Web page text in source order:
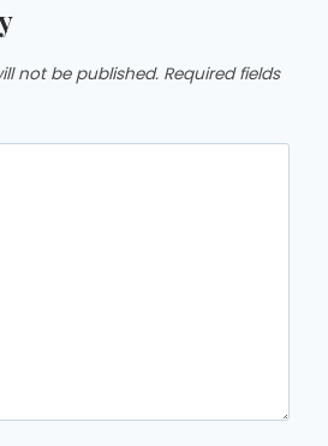
not be published. Required fields